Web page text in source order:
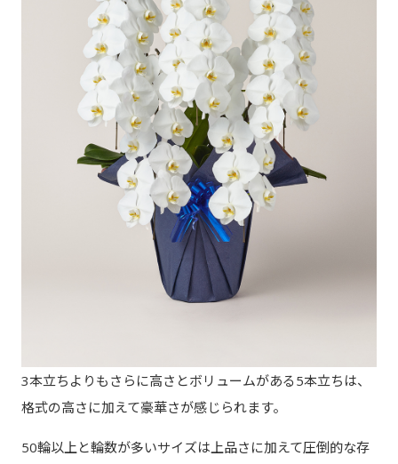
3本立ちよりもさらに高さとボリュームがある5本立ちは、
格式の高さに加えて豪華さが感じられます。
50輪以上と輪数が多いサイズは上品さに加えて圧倒的な存